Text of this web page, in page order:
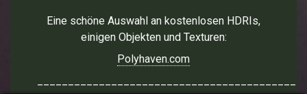
Eine schöne Auswahl an kostenlosen HDRIs,
einigen Objekten und Texturen:
Polyhaven.com